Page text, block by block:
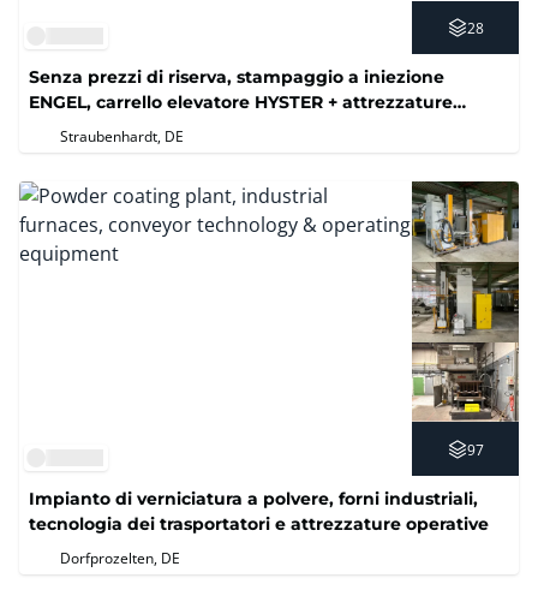
28
Senza prezzi di riserva, stampaggio a iniezione
ENGEL, carrello elevatore HYSTER + attrezzature
industriali
Straubenhardt, DE
97
Impianto di verniciatura a polvere, forni industriali,
tecnologia dei trasportatori e attrezzature operative
Dorfprozelten, DE